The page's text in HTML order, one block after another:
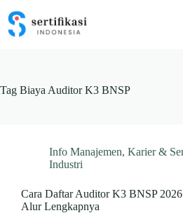
content
Tag Biaya Auditor K3 BNSP
Info Manajemen, Karier &
Industri
Cara Daftar Auditor K3 BNSP
Alur Lengkapnya